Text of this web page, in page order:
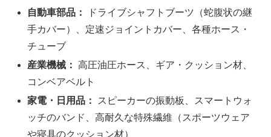
自動車部品：
ドライブシャフトブーツ（蛇腹状の継
手カバー）、定速ジョイントカバー、各種ホース・
チューブ
産業機械： 高圧油圧ホース、ギア・クッション材、
コンベアベルト
家電・日用品：
スピーカーの振動板、スマートウォ
ッチのバンド、高耐久な特殊繊維（スポーツウェア
や寝具のクッション材）